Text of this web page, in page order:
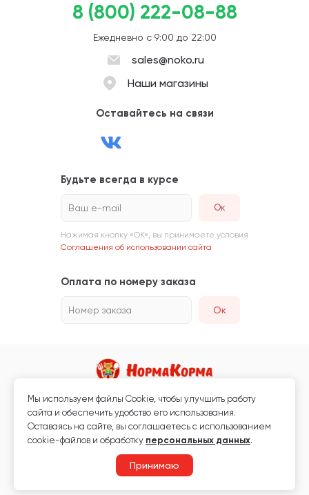
8 (800) 222-08-88
Ежедневно с 9:00 до 22:00
sales@noko.ru
Наши магазины
Оставайтесь на связи
Будьте всегда в курсе
Ваш e-mail
Нажимая кнопку «ОК», вы принимаете условия
Соглашения об использовании сайта
Оплата по номеру заказа
Номер заказа Ок
Магазин кормов для животных и ветаптека
Любая информация, размещённая на сайте, не является публичной
офертой.
Мы используем файлы Сookie, чтобы улучшить работу
сайта и обеспечить удобство его использования.
Оставаясь на сайте, вы соглашаетесь с использованием
cookie-файлов и обработку персональных данных.
Принимаю